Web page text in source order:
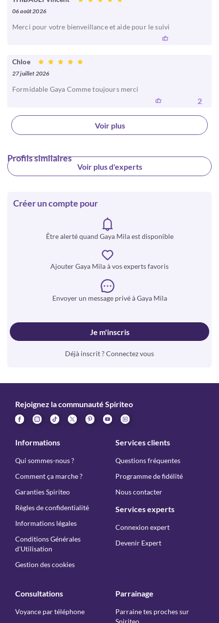
06 août 2026
Merci pour votre bienveillance et aide pour le suivi
Chloe
27 juillet 2026
Formidable Gaya Comme toujours merci
2
Voir plus
Profils similaires
Voir plus d'experts
Créer un compte pour
Être alerté quand Gaya Mila est disponible
Ajouter Gaya Mila à vos experts favoris
Envoyer un message privé à Gaya Mila
Je m'inscris
Déjà inscrit ? Connectez vous
Rejoignez la communauté Spiriteo
Informations
Qui sommes-nous ?
Comment ça marche ?
Garanties Spiriteo
Règles de confidentialité
Informations légales
Conditions Générales
d'Utilisation
Gestion des cookies
Services clients
Questions fréquentes
Programme de fidélité
Nous contacter
Services experts
Connexion expert
Devenir Expert
Consultations
Voyance par téléphone
Parrainage
Parraine tes proches sur
Spiriteo